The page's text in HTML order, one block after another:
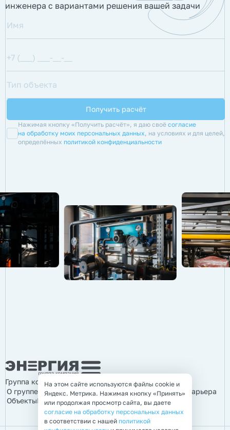
инженера с вариантами решения вашей задачи
Нажимая кнопку «Получить расчёт», я даю своё согласие
на обработку моих персональных данных, на условиях и для целей,
определённых политикой конфиденциальности
Группа компаний «Энергия»
О группе компанийПродукцияУслугиИнформация
Карьера
ОбъектыКонтакты
На этом сайте используются файлы cookie и
Яндекс. Метрика. Нажимая кнопку «Принять»
или продолжая просмотр сайта, вы даете
согласие на обработку персональных данных
в соответствии с нашей политикой